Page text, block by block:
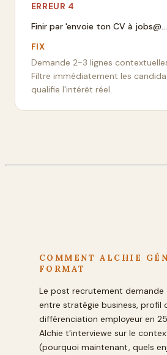
ERREUR 4
Finir par 'envoie ton CV à
FIX
Demande 2-3 lignes
Filtre immédiatement les
qualifie l'intérêt réel.
COMMENT ALCHIE
FORMAT
Le post recrutement demande
entre stratégie business, profil
différenciation employeur en
Alchie t'interviewe sur le
(pourquoi maintenant, quels